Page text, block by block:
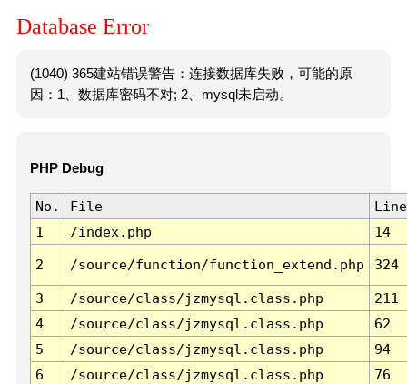
Database Error
(1040) 365建站错误警告：连接数据库失败，可能的原
因：1、数据库密码不对; 2、mysql未启动。
PHP Debug
No. File
Line
1
/index.php 14
2 /source/function/function_extend.php 324
3 /source/class/jzmysql.class.php
211
4
/source/class/jzmysql.class.php
62
5
/source/class/jzmysql.class.php
94
6
/source/class/jzmysql.class.php 76